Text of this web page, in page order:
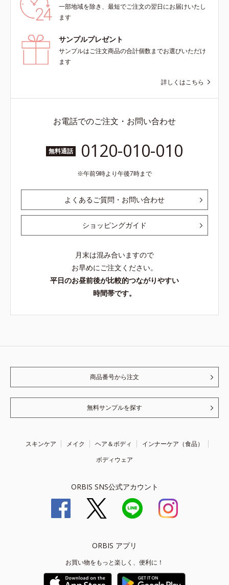
一部地域を除き、最短でご注文の翌日にお届けいたし
ます
サンプルプレゼント
サンプルはご注文商品の合計個数までお選びいただけ
ます
詳しくはこちら
お電話でのご注文・お問い合わせ
無料通話 0120-010-010
午前9時より午後7時まで
よくあるご質問・お問い合わせ
ショッピングガイド
月末は混み合いますので
お早めにご注文ください。
平日のお昼前後が比較的つながりやすい
時間帯です。
商品番号から注文
無料サンプルを探す
スキンケア メイク ヘア＆ボディ
インナーケア（食品）
ボディウェア
ORBIS SNS公式アカウント
ORBIS アプリ
お買い物をもっと楽しく、便利に！